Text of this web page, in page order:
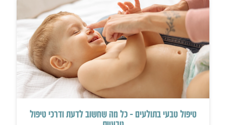
טיפול טבעי בתולעים – כל מה שחשוב לדעת ודרכי טיפול